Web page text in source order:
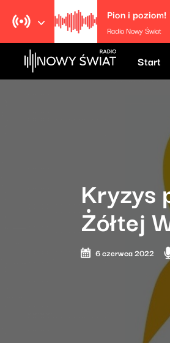
Pion i poziom!
Radio Nowy Świat
Start
Kryzys
Żółtej
6 czerwca 2022